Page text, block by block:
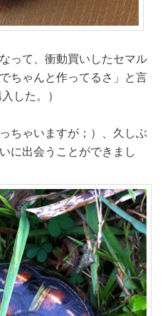
って、衝動買いしたセマル
ちゃんと作ってるさ」と言
した。）
ちゃいますが；）、久しぶ
に出会うことができまし